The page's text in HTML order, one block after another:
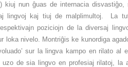
nun ĝuas de internacia disvastiĝo,
lingvoj kaj tiuj de malplimultoj. La
poziciojn de la diversaj
loka nivelo. Montriĝis ke kunordiga
sur la lingva kampo en rilato al
de sia lingvo en profesiaj rilatoj, la